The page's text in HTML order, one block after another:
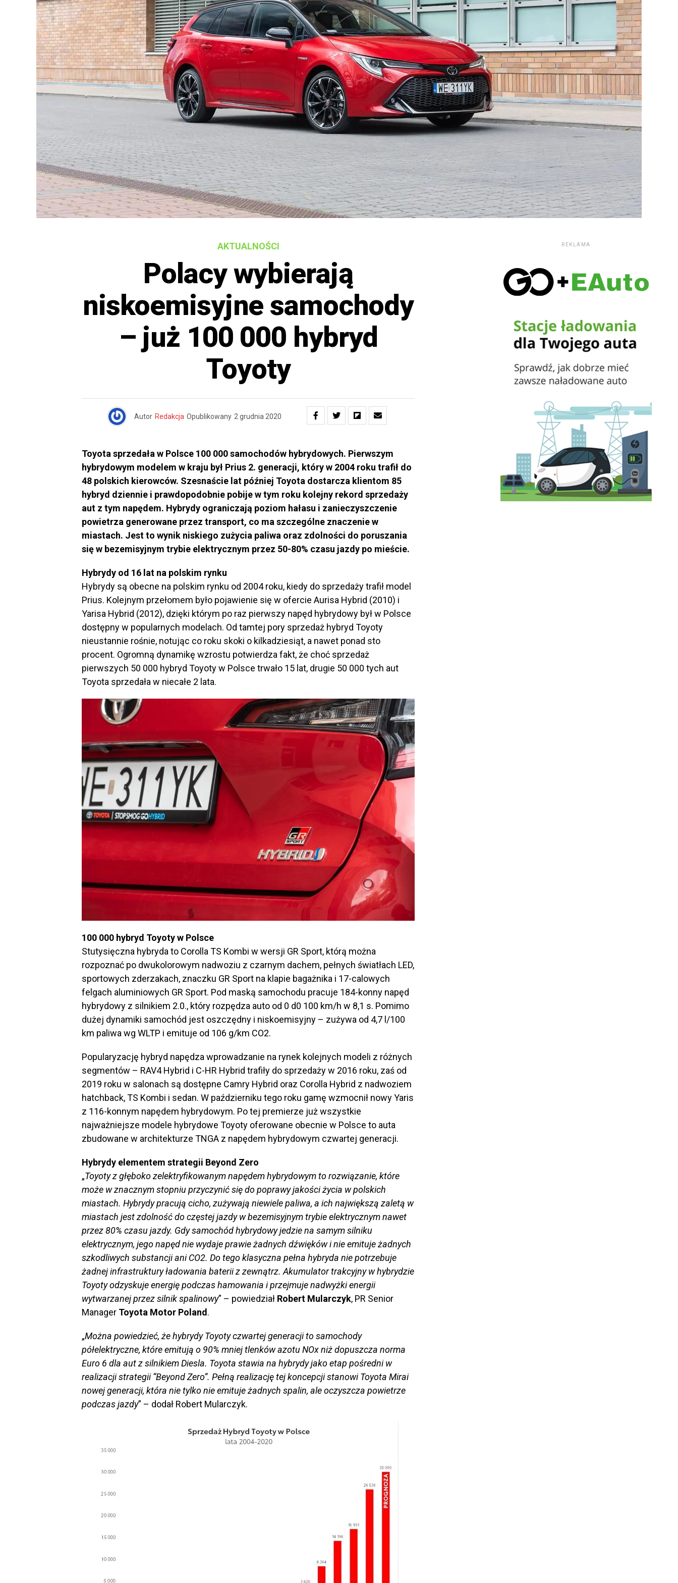
AKTUALNOŚCI
Polacy wybierają
niskoemisyjne samochody
– już 100 000 hybryd
Toyoty
Autor Redakcja Opublikowany 2 grudnia 2020
Toyota sprzedała w Polsce 100 000 samochodów hybrydowych. Pierwszym
hybrydowym modelem w kraju był Prius 2. generacji, który w 2004 roku trafił do
48 polskich kierowców. Szesnaście lat później Toyota dostarcza klientom 85
hybryd dziennie i prawdopodobnie pobije w tym roku kolejny rekord sprzedaży
aut z tym napędem. Hybrydy ograniczają poziom hałasu i zanieczyszczenie
powietrza generowane przez transport, co ma szczególne znaczenie w
miastach. Jest to wynik niskiego zużycia paliwa oraz zdolności do poruszania
się w bezemisyjnym trybie elektrycznym przez 50-80% czasu jazdy po mieście.
Hybrydy od 16 lat na polskim rynku
Hybrydy są obecne na polskim rynku od 2004 roku, kiedy do sprzedaży trafił model
Prius. Kolejnym przełomem było pojawienie się w ofercie Aurisa Hybrid (2010) i
Yarisa Hybrid (2012), dzięki którym po raz pierwszy napęd hybrydowy był w Polsce
dostępny w popularnych modelach. Od tamtej pory sprzedaż hybryd Toyoty
nieustannie rośnie, notując co roku skoki o kilkadziesiąt, a nawet ponad sto
procent. Ogromną dynamikę wzrostu potwierdza fakt, że choć sprzedaż
pierwszych 50 000 hybryd Toyoty w Polsce trwało 15 lat, drugie 50 000 tych aut
Toyota sprzedała w niecałe 2 lata.
100 000 hybryd Toyoty w Polsce
Stutysięczna hybryda to Corolla TS Kombi w wersji GR Sport, którą można
rozpoznać po dwukolorowym nadwoziu z czarnym dachem, pełnych światłach LED,
sportowych zderzakach, znaczku GR Sport na klapie bagażnika i 17-calowych
felgach aluminiowych GR Sport. Pod maską samochodu pracuje 184-konny napęd
hybrydowy z silnikiem 2.0., który rozpędza auto od 0 d0 100 km/h w 8,1 s. Pomimo
dużej dynamiki samochód jest oszczędny i niskoemisyjny – zużywa od 4,7 l/100
km paliwa wg WLTP i emituje od 106 g/km CO2.
Popularyzację hybryd napędza wprowadzanie na rynek kolejnych modeli z różnych
segmentów – RAV4 Hybrid i C-HR Hybrid trafiły do sprzedaży w 2016 roku, zaś od
2019 roku w salonach są dostępne Camry Hybrid oraz Corolla Hybrid z nadwoziem
hatchback, TS Kombi i sedan. W październiku tego roku gamę wzmocnił nowy Yaris
z 116-konnym napędem hybrydowym. Po tej premierze już wszystkie
najważniejsze modele hybrydowe Toyoty oferowane obecnie w Polsce to auta
zbudowane w architekturze TNGA z napędem hybrydowym czwartej generacji.
Hybrydy elementem strategii Beyond Zero
„Toyoty z głęboko zelektryfikowanym napędem hybrydowym to rozwiązanie, które
może w znacznym stopniu przyczynić się do poprawy jakości życia w polskich
miastach. Hybrydy pracują cicho, zużywają niewiele paliwa, a ich największą zaletą w
miastach jest zdolność do częstej jazdy w bezemisyjnym trybie elektrycznym nawet
przez 80% czasu jazdy. Gdy samochód hybrydowy jedzie na samym silniku
elektrycznym, jego napęd nie wydaje prawie żadnych dźwięków i nie emituje żadnych
szkodliwych substancji ani CO2. Do tego klasyczna pełna hybryda nie potrzebuje
żadnej infrastruktury ładowania baterii z zewnątrz. Akumulator trakcyjny w hybrydzie
Toyoty odzyskuje energię podczas hamowania i przejmuje nadwyżki energii
wytwarzanej przez silnik spalinowy” – powiedział Robert Mularczyk, PR Senior
Manager Toyota Motor Poland.
„Można powiedzieć, że hybrydy Toyoty czwartej generacji to samochody
półelektryczne, które emitują o 90% mniej tlenków azotu NOx niż dopuszcza norma
Euro 6 dla aut z silnikiem Diesla. Toyota stawia na hybrydy jako etap pośredni w
realizacji strategii “Beyond Zero”. Pełną realizację tej koncepcji stanowi Toyota Mirai
nowej generacji, która nie tylko nie emituje żadnych spalin, ale oczyszcza powietrze
podczas jazdy” – dodał Robert Mularczyk.
REKLAMA